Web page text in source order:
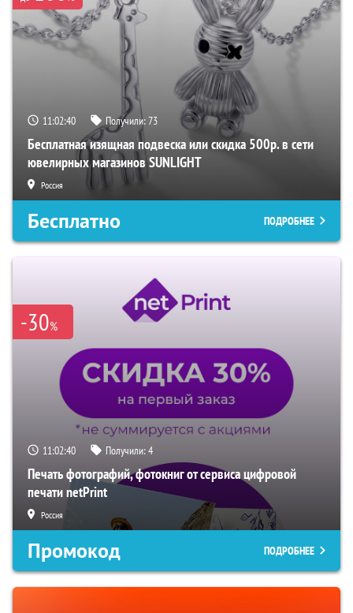
11:02:39 Получили:73
Бесплатная изящная подвеска или скидка 500р. в сети
ювелирных магазинов SUNLIGHT
Россия
Бесплатно ПОДРОБНЕЕ
-30%
11:02:39 Получили:4
Печать фотографий, фотокниг от сервиса цифровой
печати netPrint
Россия
Промокод ПОДРОБНЕЕ